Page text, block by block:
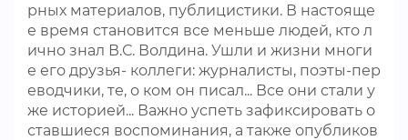
рных материалов, публицистики. В настояще
е время становится все меньше людей, кто л
ично знал В.С. Волдина. Ушли и жизни многи
е его друзья- коллеги: журналисты, поэты-пер
еводчики, те, о ком он писал... Все они стали у
же историей... Важно успеть зафиксировать о
ставшиеся воспоминания, а также опубликов